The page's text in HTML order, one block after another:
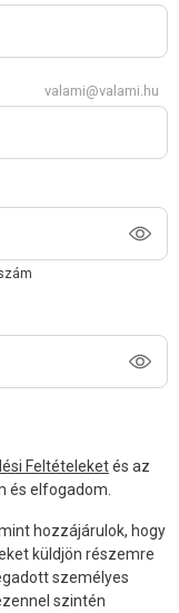
valami@valami.hu
Feltételeketés az
és elfogadom.
hozzájárulok, hogy
küldjön részemre
személyes
szintén